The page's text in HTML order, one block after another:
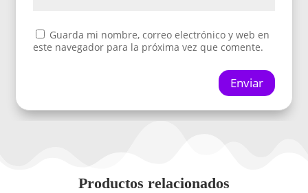
Guarda mi nombre, correo electrónico y web en
este navegador para la próxima vez que comente.
Enviar
Productos relacionados